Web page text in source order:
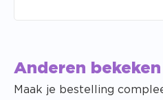
Anderen
Maak je bestelling